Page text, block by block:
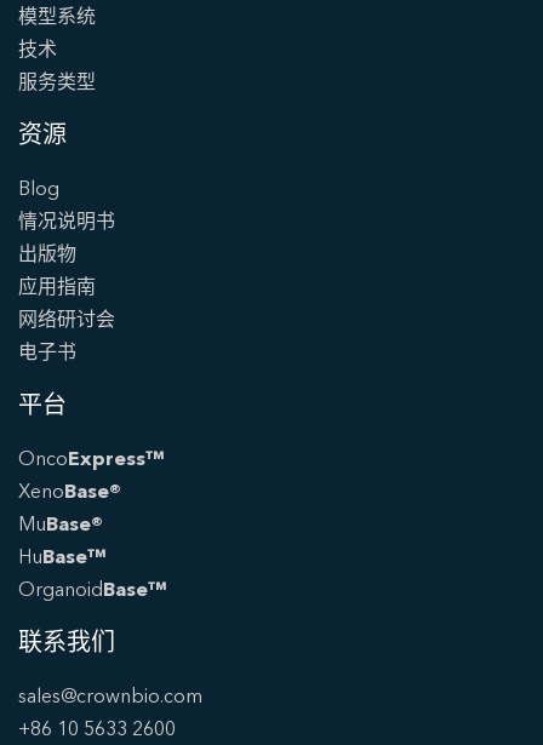
模型系统
技术
服务类型
资源
Blog
情况说明书
出版物
应用指南
网络研讨会
电子书
平台
OncoExpress™
XenoBase®
MuBase®
HuBase™
OrganoidBase™
联系我们
sales@crownbio.com
+86 10 5633 2600